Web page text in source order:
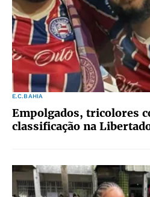
E.C.BAHIA
Empolgados, tricolores
classificação na